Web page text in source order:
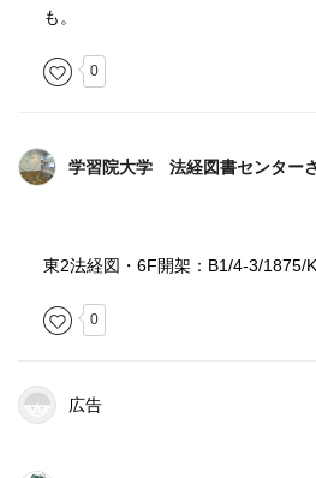
も。
0
学習院大学 法経図書センター
東2法経図・6F開架：B1/4-3/1875/K
0
広告